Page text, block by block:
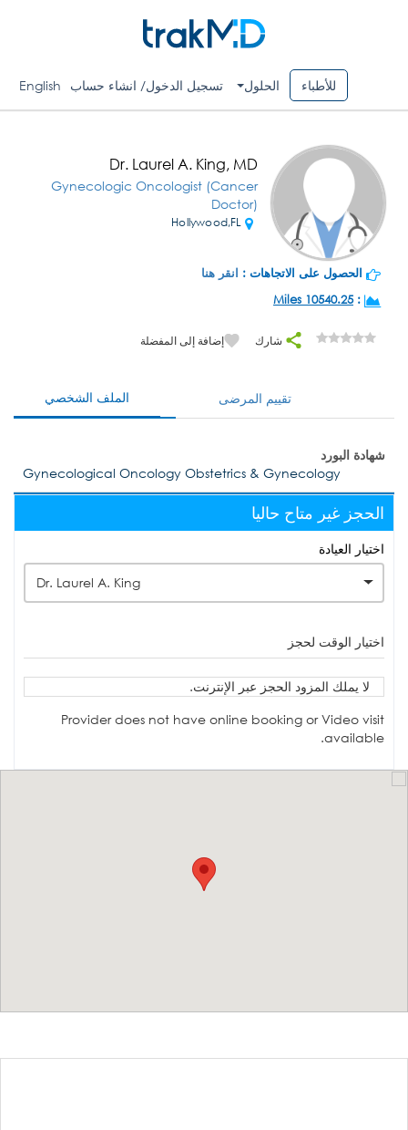
للأطباء الحلول تسجيل الدخول/ انشاء حساب English
Dr. Laurel A. King, MD
Gynecologic Oncologist (Cancer
Doctor)
الحصول على الاتجاهات : انقر هنا
:
10540.25 Miles
شارك إضافة إلى المفضلة
الملف الشخصي تقييم المرضى
شهادة البورد
Gynecological Oncology Obstetrics & Gynecology
الحجز غير متاح حاليا
اختيار العيادة
Dr. Laurel A. King
اختيار الوقت لحجز
لا يملك المزود الحجز عبر الإنترنت.
Provider does not have online booking or Video visit
available.